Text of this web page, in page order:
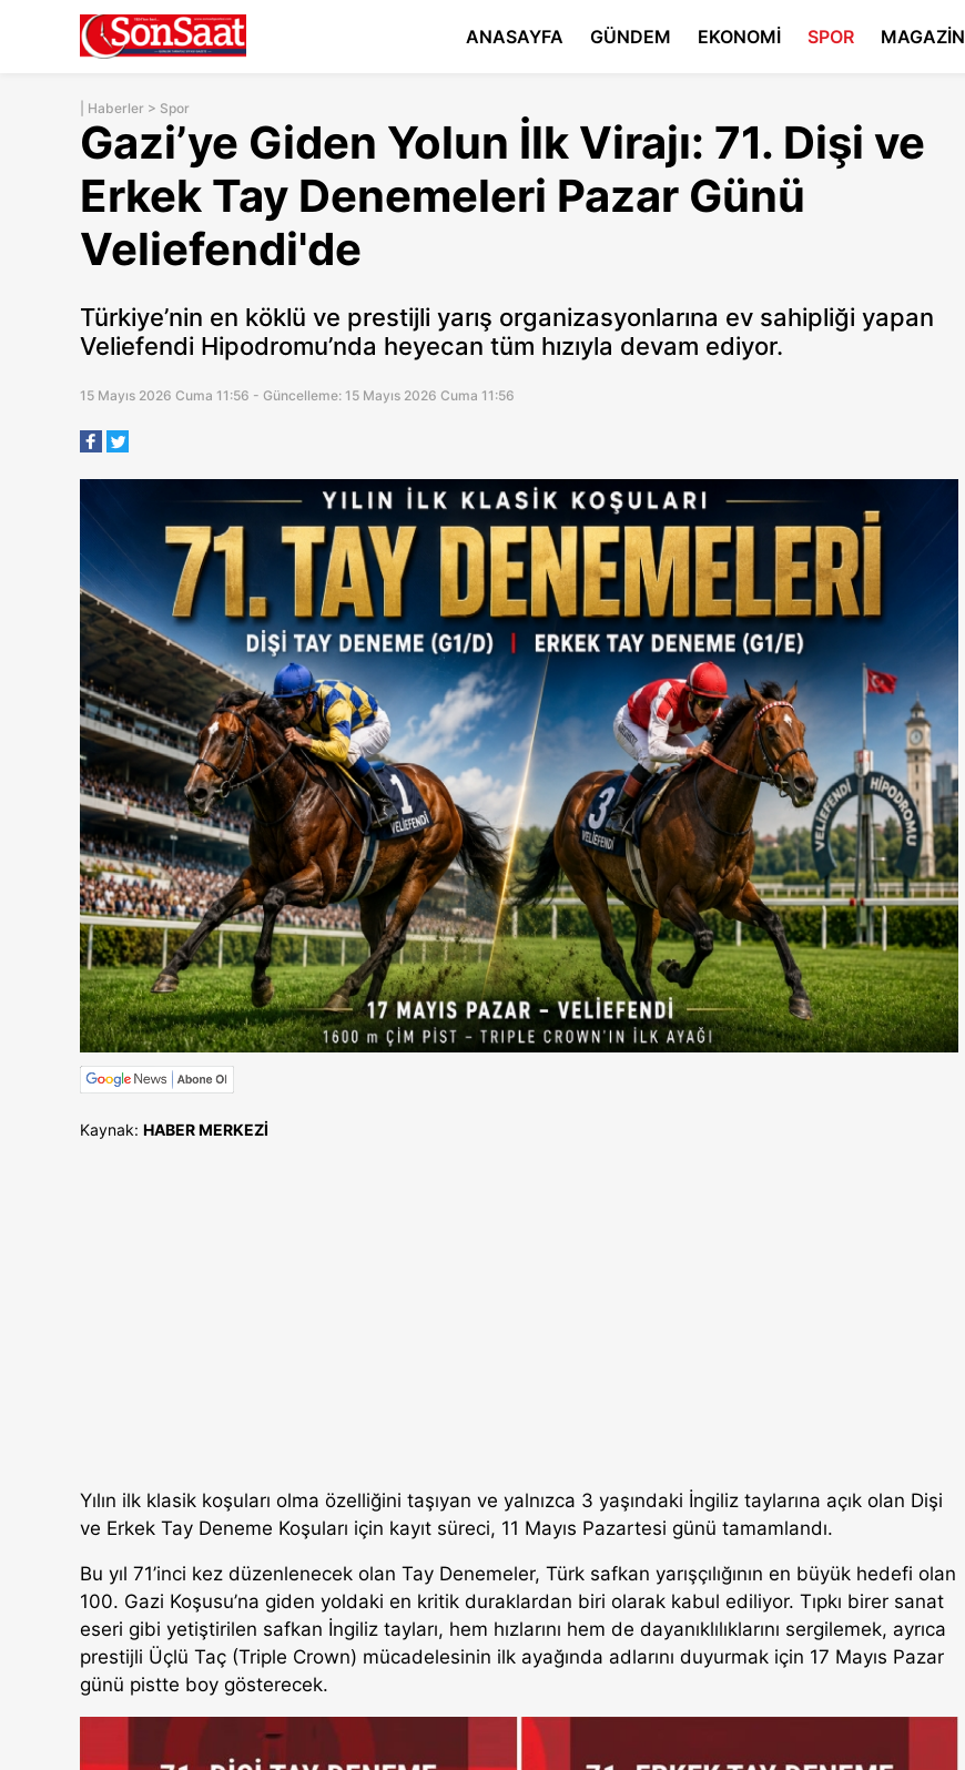
ANASAYFA GÜNDEM EKONOMİ SPOR MAGAZİN
Haberler > Spor
Gazi’ye Giden Yolun İlk Virajı: 71. Dişi ve
Erkek Tay Denemeleri Pazar Günü
Veliefendi'de
Türkiye’nin en köklü ve prestijli yarış organizasyonlarına ev sahipliği yapan
Veliefendi Hipodromu’nda heyecan tüm hızıyla devam ediyor.
15 Mayıs 2026 Cuma 11:56 - Güncelleme: 15 Mayıs 2026 Cuma 11:56
Kaynak: HABER MERKEZİ
Yılın ilk klasik koşuları olma özelliğini taşıyan ve yalnızca 3 yaşındaki İngiliz taylarına açık olan Dişi
ve Erkek Tay Deneme Koşuları için kayıt süreci, 11 Mayıs Pazartesi günü tamamlandı.
Bu yıl 71’inci kez düzenlenecek olan Tay Denemeler, Türk safkan yarışçılığının en büyük hedefi olan
100. Gazi Koşusu’na giden yoldaki en kritik duraklardan biri olarak kabul ediliyor. Tıpkı birer sanat
eseri gibi yetiştirilen safkan İngiliz tayları, hem hızlarını hem de dayanıklılıklarını sergilemek, ayrıca
prestijli Üçlü Taç (Triple Crown) mücadelesinin ilk ayağında adlarını duyurmak için 17 Mayıs Pazar
günü pistte boy gösterecek.